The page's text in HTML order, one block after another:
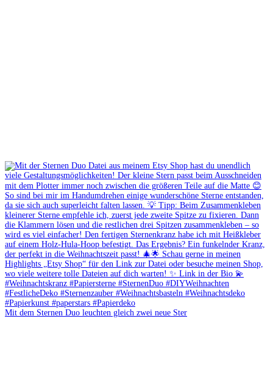
Mit dem Sternen Duo leuchten gleich zwei neue Ster